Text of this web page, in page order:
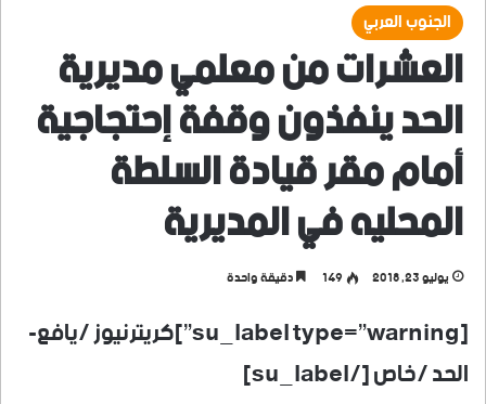
الجنوب العربي
العشرات من معلمي مديرية
الحد ينفذون وقفة إحتجاجية
أمام مقر قيادة السلطة
المحليه في المديرية
يوليو 23, 2018 149 دقيقة واحدة
[su_label type=”warning”]كريترنيوز /يافع-
الحد /خاص [/su_label]